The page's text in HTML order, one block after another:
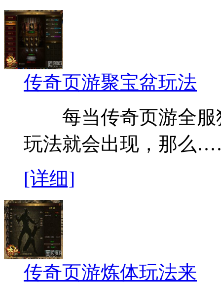
传奇页游聚宝盆玩法
每当传奇页游全服
玩法就会出现，那么
[详细]
传奇页游炼体玩法来